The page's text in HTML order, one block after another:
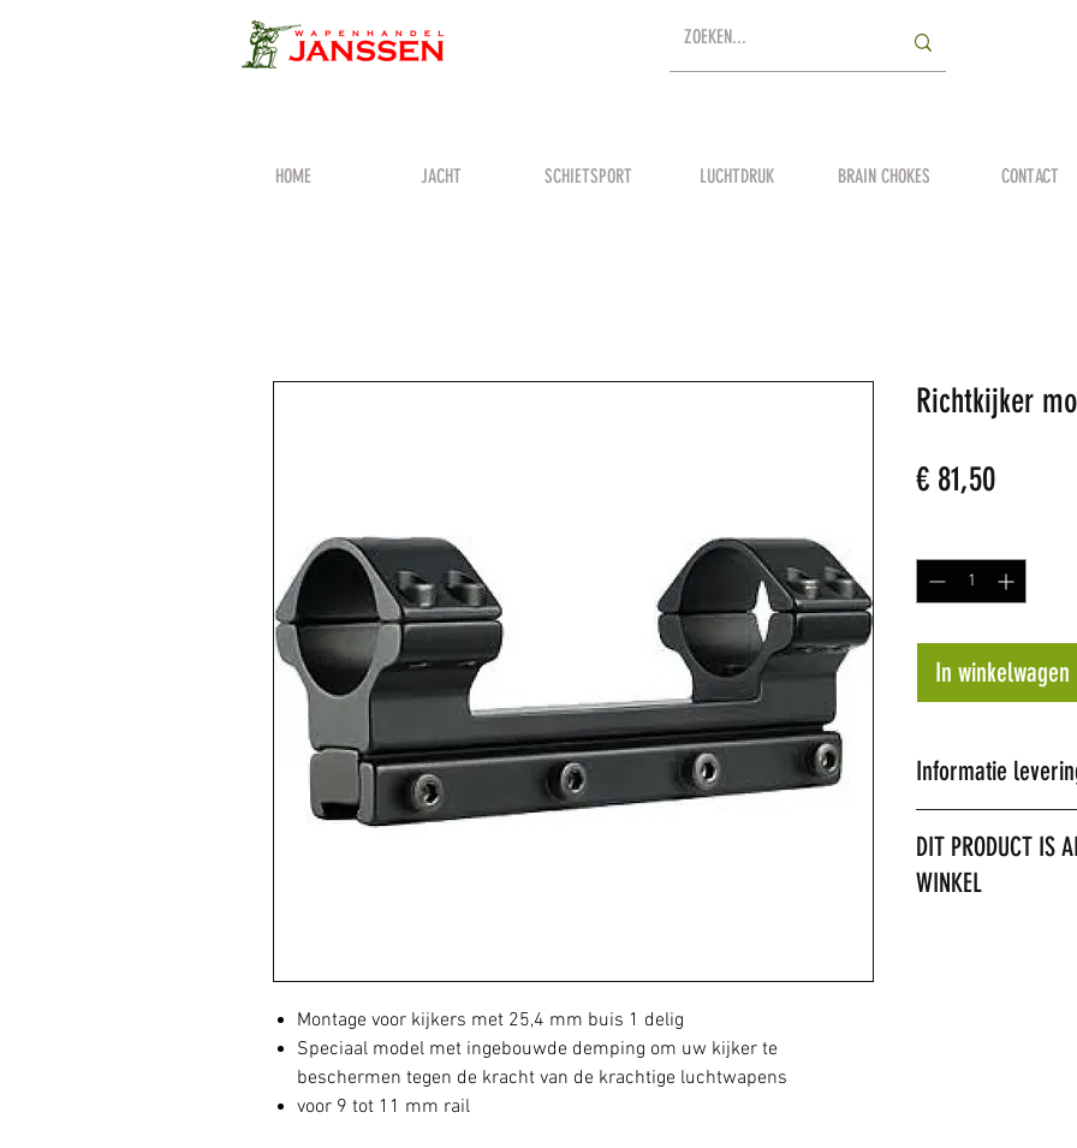
HOME JACHT SCHIETSPORT LUCHTDRUK BRAIN CHOKES CONTACT
Montage voor kijkers met 25,4 mm buis 1 delig
Speciaal model met ingebouwde demping om uw kijker te
beschermen tegen de kracht van de krachtige luchtwapens
voor 9 tot 11 mm rail
Richtkijker
€ 81,50Prijs
In winkelwagen
Informatie
Wij proberen de
dagen te
DIT PRODUCT IS
WINKEL